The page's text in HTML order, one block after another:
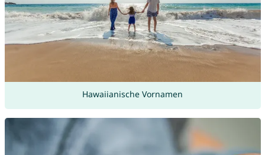
Hawaiianische Vornamen